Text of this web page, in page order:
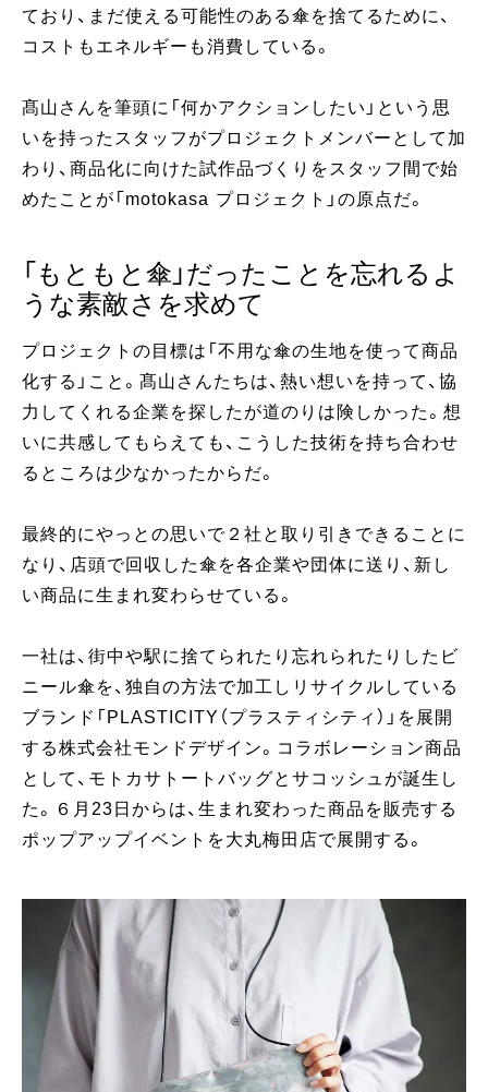
ており、まだ使える可能性のある傘を捨てるために、
コストもエネルギーも消費している。
髙山さんを筆頭に「何かアクションしたい」という思
いを持ったスタッフがプロジェクトメンバーとして加
わり、商品化に向けた試作品づくりをスタッフ間で始
めたことが「motokasa プロジェクト」の原点だ。
「もともと傘」だったことを忘れるよ
うな素敵さを求めて
プロジェクトの目標は「不用な傘の生地を使って商品
化する」こと。髙山さんたちは、熱い想いを持って、協
力してくれる企業を探したが道のりは険しかった。想
いに共感してもらえても、こうした技術を持ち合わせ
るところは少なかったからだ。
最終的にやっとの思いで２社と取り引きできることに
なり、店頭で回収した傘を各企業や団体に送り、新し
い商品に生まれ変わらせている。
一社は、街中や駅に捨てられたり忘れられたりしたビ
ニール傘を、独自の方法で加工しリサイクルしている
ブランド「PLASTICITY（プラスティシティ）」を展開
する株式会社モンドデザイン。コラボレーション商品
として、モトカサトートバッグとサコッシュが誕生し
た。６月23日からは、生まれ変わった商品を販売する
ポップアップイベントを大丸梅田店で展開する。